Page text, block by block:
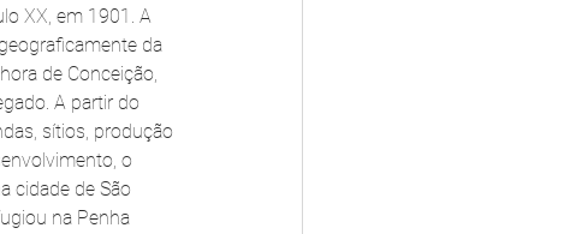
XX, em 1901. A
da
de Conceição,
A partir do
sítios, produção
o
cidade de São
na Penha